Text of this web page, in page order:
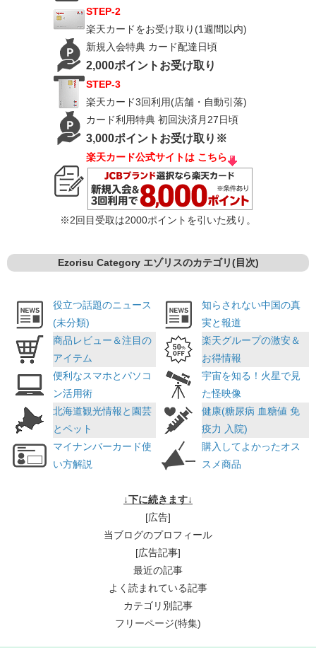
STEP-2​
楽天カードをお受け取り(1週間以内)​
新規入会特典 カード配達日頃
​2,000ポイントお受け取り​
​STEP-3​
楽天カード3回利用​(店舗・自動引落)
​カード利用特典 初回決済月27日頃
3,000ポイントお受け取り※
楽天カード公式サイトは こちら
※2回目受取は2000ポイントを引いた残り。
Ezorisu Category エゾリスのカテゴリ(目次)
役立つ話題のニュース
(未分類)
知らされない中国の真
実と報道
商品レビュー＆注目の
アイテム
楽天グループの激安＆
お得情報
便利なスマホとパソコ
ン活用術
宇宙を知る！火星で見
た怪映像
北海道観光情報と園芸
とペット
健康(糖尿病 血糖値 免
疫力 入院)
マイナンバーカード使
い方解説
購入してよかったオス
スメ商品
↓下に続きます↓
[広告]
当ブログのプロフィール
[広告記事]
最近の記事
よく読まれている記事
カテゴリ別記事
フリーページ(特集)